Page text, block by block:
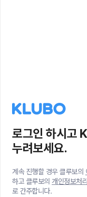
로그인 하시고
누려보세요.
계속 진행할 경우 클루보의
하고 클루보의 개인정보처
로 간주합니다.